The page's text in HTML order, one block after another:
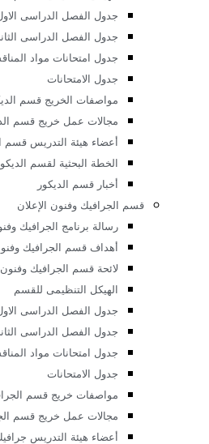
جدول الامتحانات
أخبار الفرقة الاعدادى
الديكور والعمارة الداخلية
رسالة قسم الديكور
اهداف قسم الديكور
لائحة قسم الديكور
الهيكل التنظيمى للقسم
جدول الفصل الدراسى الاول
جدول الفصل الدراسى الثانى
جدول امتحانات مواد المناقشة
جدول الامتحانات
مواصفات الخريج قسم الديكور
مجالات عمل خريج قسم الديكور
أعضاء هيئة التدريس قسم الديكور
الخطة البحثية لقسم الديكور
أخبار قسم الديكور
الجرافيك وفنون الإعلان